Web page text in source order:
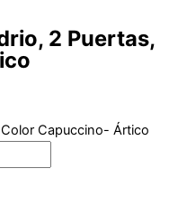
2 Puertas,
Capuccino- Ártico